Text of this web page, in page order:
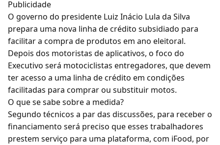
Publicidade
O governo do presidente Luiz Inácio Lula da Silva
prepara uma nova linha de crédito subsidiado para
facilitar a compra de produtos em ano eleitoral.
Depois dos motoristas de aplicativos, o foco do
Executivo será motociclistas entregadores, que devem
ter acesso a uma linha de crédito em condições
facilitadas para comprar ou substituir motos.
O que se sabe sobre a medida?
Segundo técnicos a par das discussões, para receber o
financiamento será preciso que esses trabalhadores
prestem serviço para uma plataforma, com iFood, por